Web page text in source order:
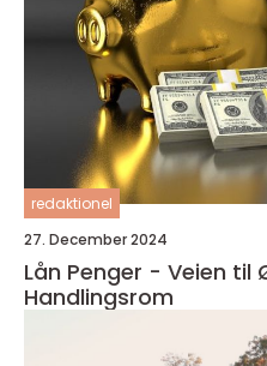
redaktionel
27. December 2024
Lån Penger - Veien til
Handlingsrom